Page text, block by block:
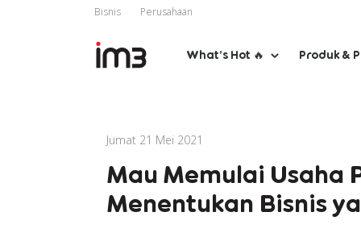
Bisnis Perusahaan
What’s Hot 🔥 Produk &
Jumat 21 Mei 2021
Mau Memulai Usaha
Menentukan Bisnis